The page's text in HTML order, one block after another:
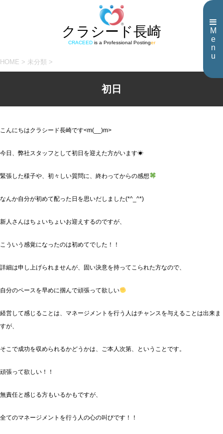
M
e
n
u
クラシード長崎
CRACEEDis a Professional Postinger
HOME > 未分類 >
初日
こんにちはクラシード長崎です<m(__)m>
今日、弊社スタッフとして初日を迎えた方がいます☀
緊張した様子や、初々しい質問に、終わってからの感想
なんか自分が初めて配った日を思いだしました(*^_^*)
新人さんはちょいちょいお迎えするのですが、
こういう感覚になったのは初めてでした！！
詳細は申し上げられませんが、固い決意を持ってこられた方なので、
自分のペースを早めに掴んで頑張って欲しい
経営して感じることは、マネージメントを行う人はチャンスを与えることは出来ま
すが、
そこで成功を収められるかどうかは、ご本人次第、ということです。
頑張って欲しい！！
無責任と感じる方もいるかもですが、
全てのマネージメントを行う人の心の叫びです！！